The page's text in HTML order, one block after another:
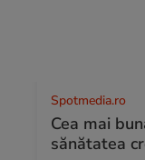
Spotmedia.ro
Cea mai
sănătatea